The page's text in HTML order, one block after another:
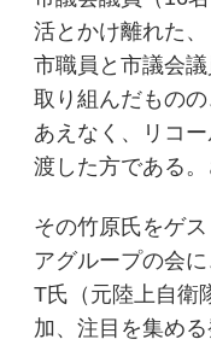
活とかけ離れた、
市職員と市議会
取り組んだものの
あえなく、リコ
渡した方である。
その竹原氏をゲ
アグループの会に
T氏（元陸上自衛
加、注目を集め